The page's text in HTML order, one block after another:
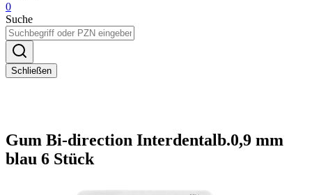
0
Suche
Schließen
Gum Bi-direction Interdentalb.0,9 mm
blau 6 Stück